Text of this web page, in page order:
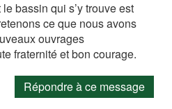
bassin qui s’y trouve est
ce que nous avons
ouvrages
fraternité et bon courage.
Répondre à ce message